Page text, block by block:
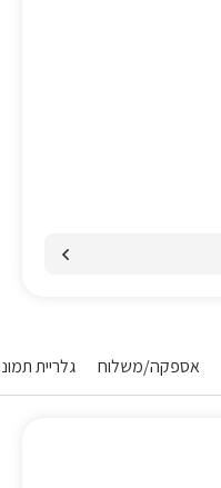
אספקה/משלוח גלריית